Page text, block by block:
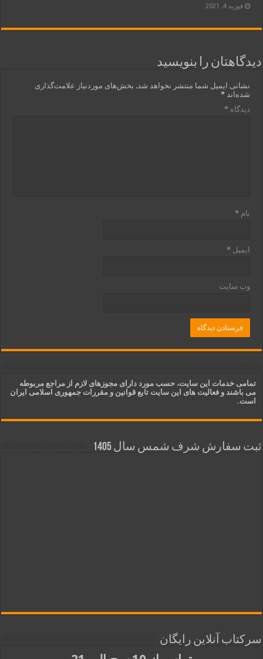
فوریه 4, 2021
دیدگاهتان را بنویسید
نشانی ایمیل شما منتشر نخواهد شد. بخش‌های موردنیاز علامت‌گذاری
شده‌اند*
دیدگاه*
نام*
ایمیل*
وب‌ سایت
تمامی خدمات این سایت، حسب مورد دارای مجوزهای لازم از مراجع مربوطه
می باشند و فعالیت های این سایت تابع قوانین و مقررات جمهوری اسلامی ایران
است.
ثبت سفارش شرف شمس سال 1405
سرکتاب آنلاین رایگان